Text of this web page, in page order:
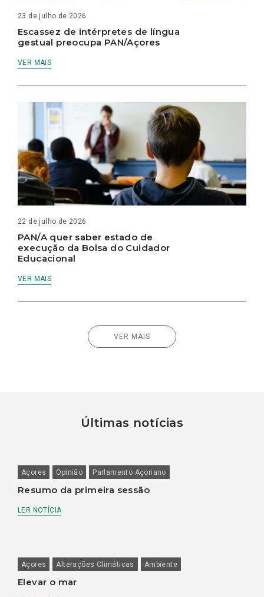
23 de julho de 2026
Escassez de intérpretes de língua
gestual preocupa PAN/Açores
VER MAIS
22 de julho de 2026
PAN/A quer saber estado de
execução da Bolsa do Cuidador
Educacional
VER MAIS
VER MAIS
Últimas notícias
Açores Opinião Parlamento Açoriano
Resumo da primeira sessão
LER NOTÍCIA
Açores Alterações Climáticas Ambiente
Elevar o mar